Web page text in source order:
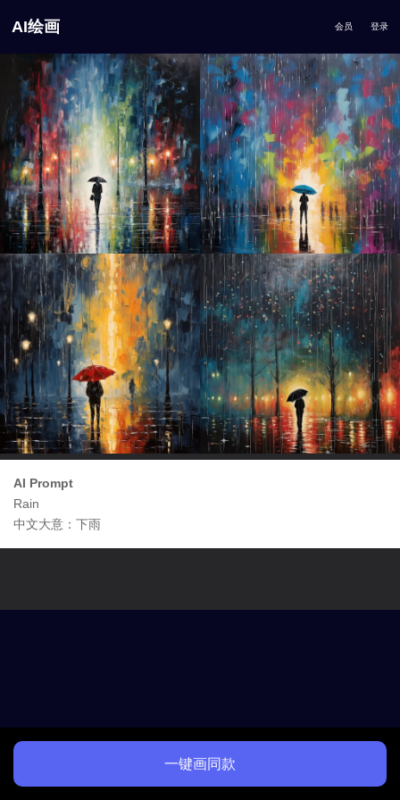
AI绘画 会员 登录
AI Prompt
Rain
中文大意：下雨
一键画同款